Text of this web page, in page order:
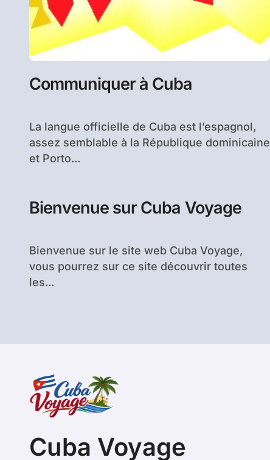
Communiquer à Cuba
La langue officielle de Cuba est l’espagnol,
assez semblable à la République dominicaine
et Porto...
Bienvenue sur Cuba Voyage
Bienvenue sur le site web Cuba Voyage,
vous pourrez sur ce site découvrir toutes
les...
Cuba Voyage